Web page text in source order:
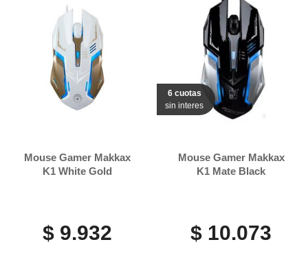
Mouse Gamer Makkax
K1 White Gold
$ 9.932
6 cuotas
sin interes
Mouse Gamer Makkax
K1 Mate Black
$ 10.073